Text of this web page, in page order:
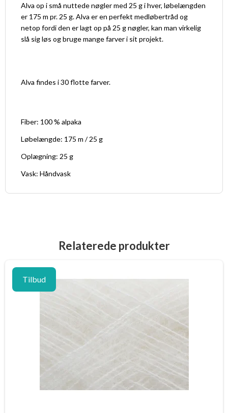
Alva op i små nuttede nøgler med 25 g i hver, løbelængden
er 175 m pr. 25 g. Alva er en perfekt medløbertråd og
netop fordi den er lagt op på 25 g nøgler, kan man virkelig
slå sig løs og bruge mange farver i sit projekt.
Alva findes i 30 flotte farver.
Fiber: 100 % alpaka
Løbelængde: 175 m / 25 g
Oplægning: 25 g
Vask: Håndvask
Relaterede produkter
Tilbud